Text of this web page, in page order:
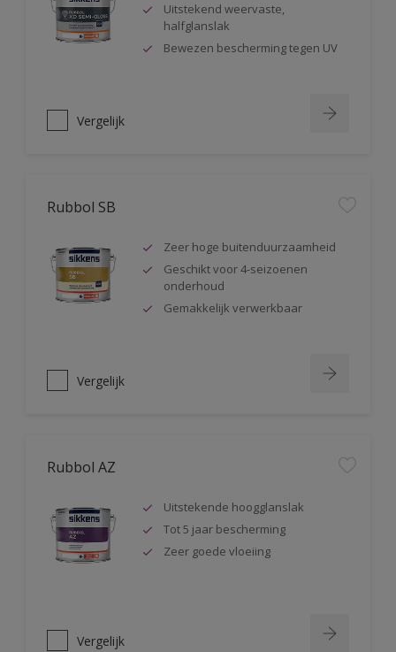
Uitstekend weervaste,
halfglanslak
Bewezen bescherming tegen UV
Vergelijk
Rubbol SB
Zeer hoge buitenduurzaamheid
Geschikt voor 4-seizoenen
onderhoud
Gemakkelijk verwerkbaar
Vergelijk
Rubbol AZ
Uitstekende hoogglanslak
Tot 5 jaar bescherming
Zeer goede vloeiing
Vergelijk